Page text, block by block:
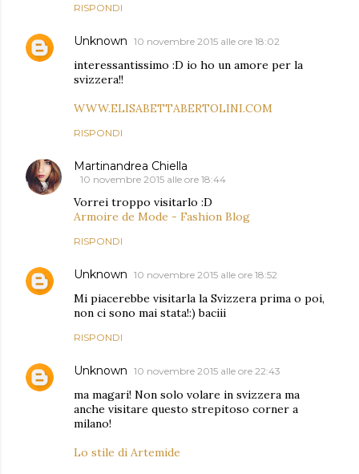
RISPONDI
Unknown 10 novembre 2015 alle ore 18:02
interessantissimo :D io ho un amore per la
svizzera!!
WWW.ELISABETTABERTOLINI.COM
RISPONDI
Martinandrea Chiella
10 novembre 2015 alle ore 18:44
Vorrei troppo visitarlo :D
Armoire de Mode - Fashion Blog
RISPONDI
Unknown 10 novembre 2015 alle ore 18:52
Mi piacerebbe visitarla la Svizzera prima o poi,
non ci sono mai stata!:) baciii
RISPONDI
Unknown 10 novembre 2015 alle ore 22:43
ma magari! Non solo volare in svizzera ma
anche visitare questo strepitoso corner a
milano!
Lo stile di Artemide